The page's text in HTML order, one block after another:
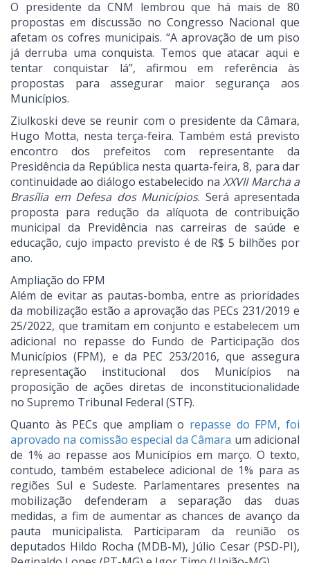
O presidente da CNM lembrou que há mais de 80
propostas em discussão no Congresso Nacional que
afetam os cofres municipais. “A aprovação de um piso
já derruba uma conquista. Temos que atacar aqui e
tentar conquistar lá”, afirmou em referência às
propostas para assegurar maior segurança aos
Municípios.
Ziulkoski deve se reunir com o presidente da Câmara,
Hugo Motta, nesta terça-feira. Também está previsto
encontro dos prefeitos com representante da
Presidência da República nesta quarta-feira, 8, para dar
continuidade ao diálogo estabelecido naXXVII Marcha a
Brasília em Defesa dos Municípios. Será apresentada
proposta para redução da alíquota de contribuição
municipal da Previdência nas carreiras de saúde e
educação, cujo impacto previsto é de R$ 5 bilhões por
ano.
Ampliação do FPM
Além de evitar as pautas-bomba, entre as prioridades
da mobilização estão a aprovação das PECs 231/2019 e
25/2022, que tramitam em conjunto e estabelecem um
adicional no repasse do Fundo de Participação dos
Municípios (FPM), e da PEC 253/2016, que assegura
representação institucional dos Municípios na
proposição de ações diretas de inconstitucionalidade
no Supremo Tribunal Federal (STF).
Quanto às PECs que ampliam o repasse do FPM, foi
aprovado na comissão especial da Câmara um adicional
de 1% ao repasse aos Municípios em março. O texto,
contudo, também estabelece adicional de 1% para as
regiões Sul e Sudeste. Parlamentares presentes na
mobilização defenderam a separação das duas
medidas, a fim de aumentar as chances de avanço da
pauta municipalista. Participaram da reunião os
deputados Hildo Rocha (MDB-M), Júlio Cesar (PSD-PI),